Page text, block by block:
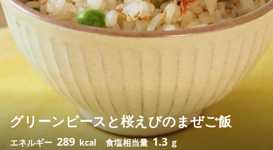
グリーンピースと桜えびのまぜご飯
エネルギー 289 kcal 食塩相当量1.3 g